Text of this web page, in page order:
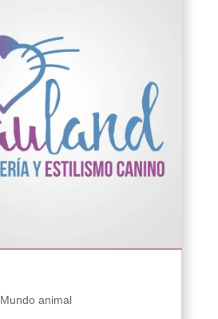
Mundo animal